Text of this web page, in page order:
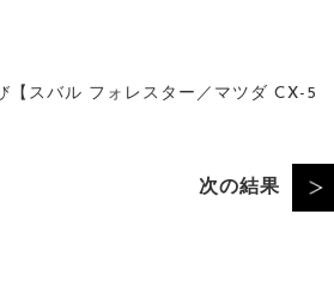
スバル フォレスター／マツダ CX-5
次の結果